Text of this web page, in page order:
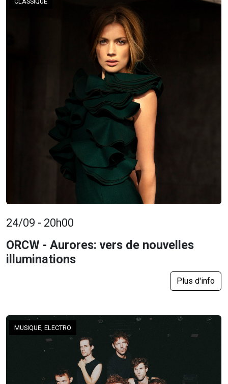
24/09 - 20h00
ORCW - Aurores: vers de nouvelles
illuminations
Plus d'info
MUSIQUE, ELECTRO